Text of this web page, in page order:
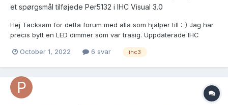
et spørgsmål tilføjede Per5132 i IHC Visual 3.0
Hej Tacksam för detta forum med alla som hjälper till :-) Jag har
precis bytt en LED dimmer som var trasig. Uppdaterade IHC
ändrade jag LED dimmer till "min 100%" och "max 100%" då en
October 1, 2022 6 svar ihc3